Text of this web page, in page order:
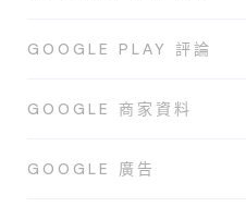
GOOGLE PLAY 評論
GOOGLE 商家資料
GOOGLE 廣告